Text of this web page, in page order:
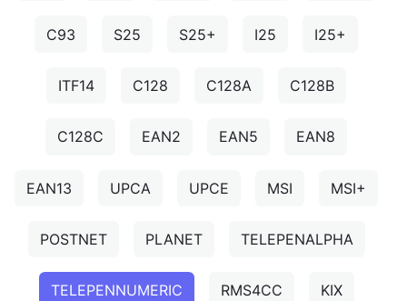
C93 S25 S25+ I25 I25+
ITF14 C128 C128A C128B
C128C EAN2 EAN5 EAN8
EAN13 UPCA UPCE MSI MSI+
POSTNET PLANET TELEPENALPHA
TELEPENNUMERIC RMS4CC KIX